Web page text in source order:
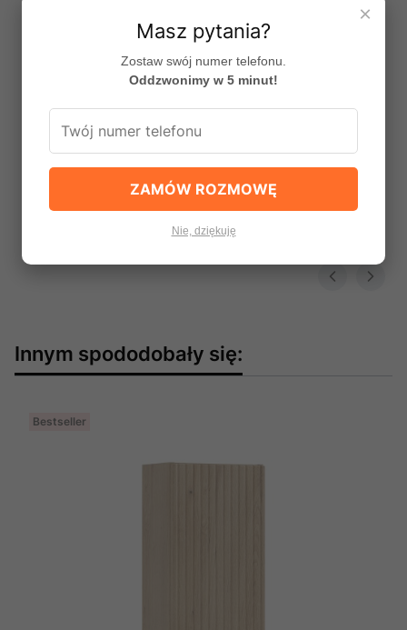
Szafka pod umywalkę 65cm Retro 864 produkcji
COMAD
PRODUCENT
COMAD
Innym spododobały się:
Bestseller
×
Masz pytania?
Zostaw swój numer telefonu.
Oddzwonimy w 5 minut!
ZAMÓW ROZMOWĘ
Nie, dziękuję